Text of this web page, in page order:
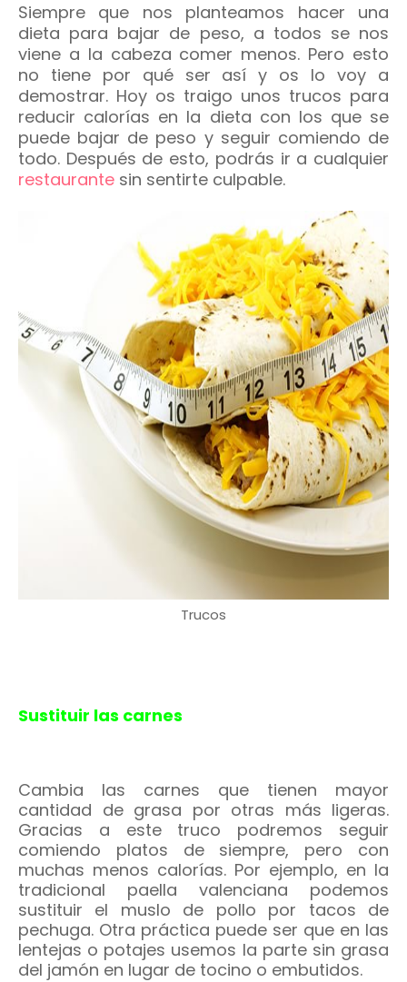
Siempre que nos planteamos hacer una
dieta para bajar de peso, a todos se nos
viene a la cabeza comer menos. Pero esto
no tiene por qué ser así y os lo voy a
demostrar. Hoy os traigo unos trucos para
reducir calorías en la dieta con los que se
puede bajar de peso y seguir comiendo de
todo. Después de esto, podrás ir a cualquier
restaurante sin sentirte culpable.
Trucos
Sustituir las carnes
Cambia las carnes que tienen mayor
cantidad de grasa por otras más ligeras.
Gracias a este truco podremos seguir
comiendo platos de siempre, pero con
muchas menos calorías. Por ejemplo, en la
tradicional paella valenciana podemos
sustituir el muslo de pollo por tacos de
pechuga. Otra práctica puede ser que en las
lentejas o potajes usemos la parte sin grasa
del jamón en lugar de tocino o embutidos.